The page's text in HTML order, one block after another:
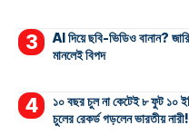
AI দিয়ে ছবি-ভিডিও বানান?
মানলেই বিপদ
১০ বছর চুল না কেটেই ৮ ফুট ১০
চুলের রেকর্ড গড়লেন ভারতীয়